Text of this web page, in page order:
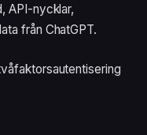
API-nycklar,
från ChatGPT.